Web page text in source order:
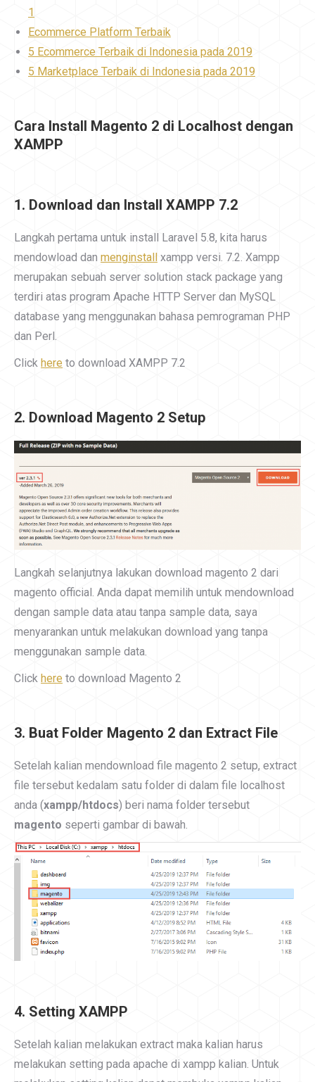
1
Ecommerce Platform Terbaik
5 Ecommerce Terbaik di Indonesia pada 2019
5 Marketplace Terbaik di Indonesia pada 2019
Cara Install Magento 2 di Localhost dengan
XAMPP
1. Download dan Install XAMPP 7.2
Langkah pertama untuk install Laravel 5.8, kita harus
mendowload dan menginstall xampp versi. 7.2. Xampp
merupakan sebuah server solution stack package yang
terdiri atas program Apache HTTP Server dan MySQL
database yang menggunakan bahasa pemrograman PHP
dan Perl.
Click here to download XAMPP 7.2
2. Download Magento 2 Setup
Langkah selanjutnya lakukan download magento 2 dari
magento official. Anda dapat memilih untuk mendownload
dengan sample data atau tanpa sample data, saya
menyarankan untuk melakukan download yang tanpa
menggunakan sample data.
Click here to download Magento 2
3. Buat Folder Magento 2 dan Extract File
Setelah kalian mendownload file magento 2 setup, extract
file tersebut kedalam satu folder di dalam file localhost
anda (xampp/htdocs) beri nama folder tersebut
magento seperti gambar di bawah.
4. Setting XAMPP
Setelah kalian melakukan extract maka kalian harus
melakukan setting pada apache di xampp kalian. Untuk